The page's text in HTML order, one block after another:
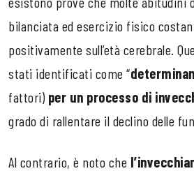
bilanciata ed esercizio fisico
positivamente sull’età cerebrale.
stati identificati come “
fattori) per un processo di
grado di rallentare il declino delle
Al contrario, è noto che